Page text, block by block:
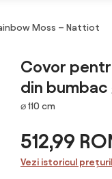
Moss – Nattiot
Covor
din bumbac
Dimensiuni
⌀ 110 cm
512,99
Vezi istoricul